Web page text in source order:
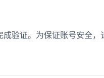
成验证。为保证账号安全